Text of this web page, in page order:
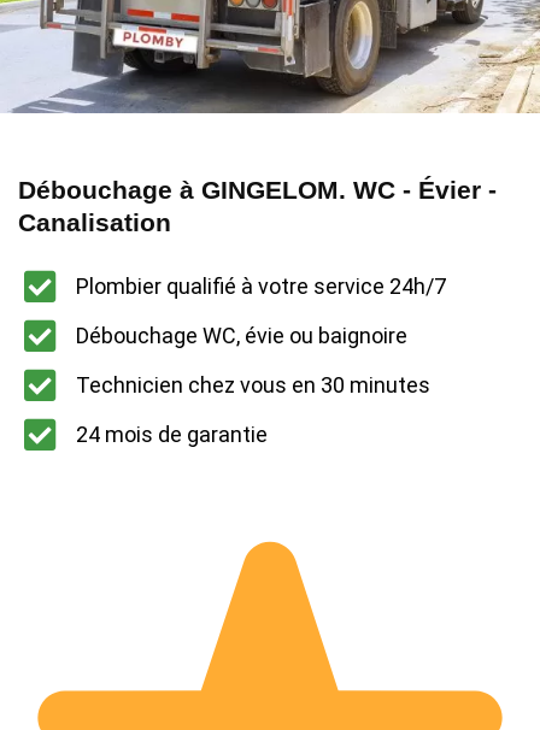
Débouchage à GINGELOM. WC - Évier -
Canalisation
Plombier qualifié à votre service 24h/7
Débouchage WC, évie ou baignoire
Technicien chez vous en 30 minutes
24 mois de garantie